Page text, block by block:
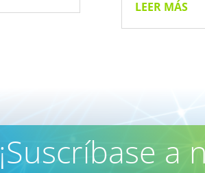
LEER MÁS
¡Suscríbase a